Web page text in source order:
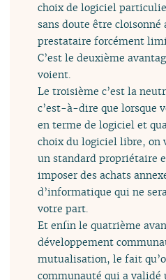
choix de logiciel
sans doute être cloisonné
prestataire forcément
C’est le deuxième
voient.
Le troisième c’est la
c’est-à-dire que lorsque
en terme de logiciel et
choix du logiciel libre, on
un standard propriétaire
imposer des achats
d’informatique qui ne
votre part.
Et enfin le quatrième
développement
mutualisation, le fait
communauté qui a validé